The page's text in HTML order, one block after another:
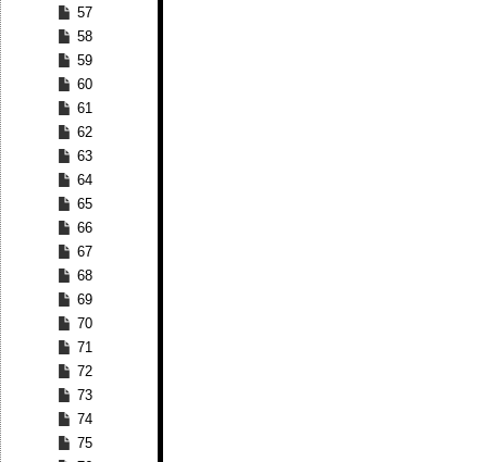
57
58
59
60
61
62
63
64
65
66
67
68
69
70
71
72
73
74
75